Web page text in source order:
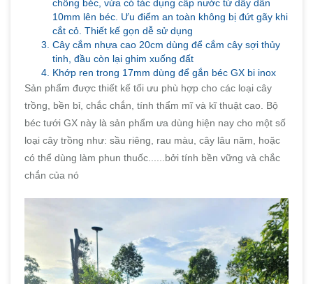
chống béc, vừa có tác dụng cấp nước từ dây dẫn
10mm lên béc. Ưu điểm an toàn không bị đứt gãy khi
cắt cỏ. Thiết kế gọn dễ sử dụng
Cây cắm nhựa cao 20cm dùng để cắm cây sợi thủy
tinh, đầu còn lại ghim xuống đất
Khớp ren trong 17mm dùng để gắn béc GX bi inox
Sản phẩm được thiết kế tối ưu phù hợp cho các loại cây
trồng, bền bỉ, chắc chắn, tính thẩm mĩ và kĩ thuật cao. Bộ
béc tưới GX này là sản phẩm ưa dùng hiện nay cho một số
loại cây trồng như: sầu riêng, rau màu, cây lâu năm, hoặc
có thể dùng làm phun thuốc......bởi tính bền vững và chắc
chắn của nó